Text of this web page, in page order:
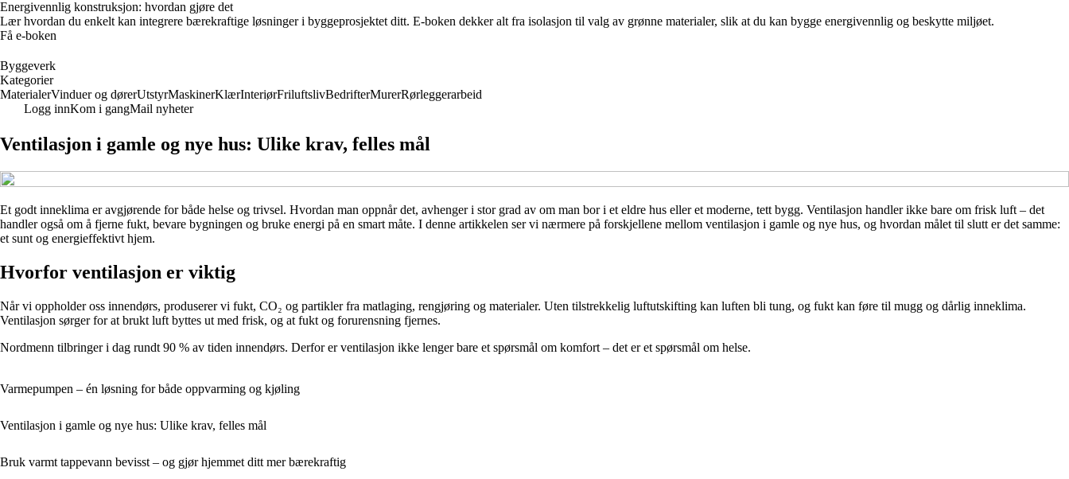
Energivennlig konstruksjon: hvordan gjøre det
Lær hvordan du enkelt kan integrere bærekraftige løsninger i byggeprosjektet ditt. E-boken dekker alt fra isolasjon til valg av grønne materialer, slik at du kan bygge energivennlig og beskytte miljøet.
Få e-boken
Byggeverk
Kategorier
MaterialerVinduer og dørerUtstyrMaskinerKlærInteriørFriluftslivBedrifterMurerRørleggerarbeid
Logg innKom i gangMail nyheter
Ventilasjon i gamle og nye hus: Ulike krav, felles mål
Et godt inneklima er avgjørende for både helse og trivsel. Hvordan man oppnår det, avhenger i stor grad av om man bor i et eldre hus eller et moderne, tett bygg. Ventilasjon handler ikke bare om frisk luft – det
handler også om å fjerne fukt, bevare bygningen og bruke energi på en smart måte. I denne artikkelen ser vi nærmere på forskjellene mellom ventilasjon i gamle og nye hus, og hvordan målet til slutt er det samme:
et sunt og energieffektivt hjem.
Hvorfor ventilasjon er viktig
Når vi oppholder oss innendørs, produserer vi fukt, CO₂ og partikler fra matlaging, rengjøring og materialer. Uten tilstrekkelig luftutskifting kan luften bli tung, og fukt kan føre til mugg og dårlig inneklima.
Ventilasjon sørger for at brukt luft byttes ut med frisk, og at fukt og forurensning fjernes.
Nordmenn tilbringer i dag rundt 90 % av tiden innendørs. Derfor er ventilasjon ikke lenger bare et spørsmål om komfort – det er et spørsmål om helse.
Varmepumpen – én løsning for både oppvarming og kjøling
Ventilasjon i gamle og nye hus: Ulike krav, felles mål
Bruk varmt tappevann bevisst – og gjør hjemmet ditt mer bærekraftig